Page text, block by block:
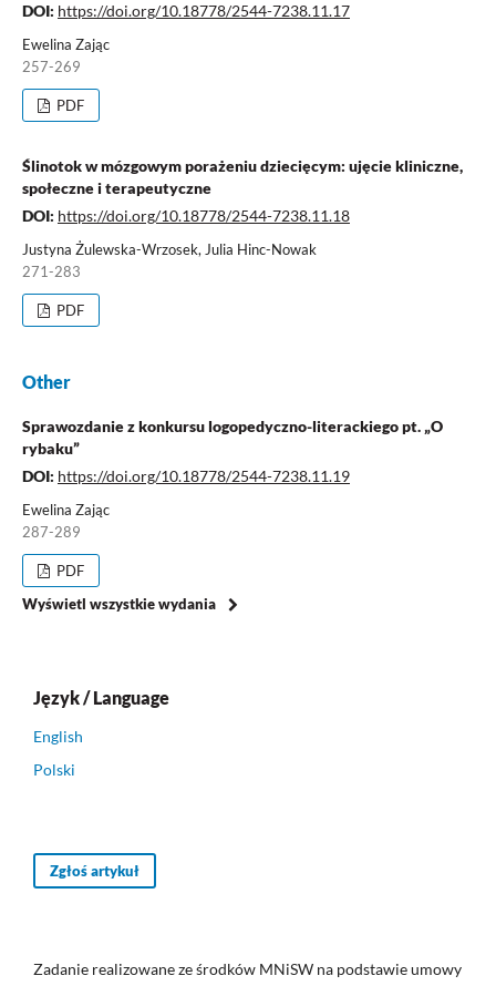
DOI: https://doi.org/10.18778/2544-7238.11.17
Ewelina Zając
257-269
PDF
Ślinotok w mózgowym porażeniu dziecięcym: ujęcie kliniczne,
społeczne i terapeutyczne
DOI: https://doi.org/10.18778/2544-7238.11.18
Justyna Żulewska-Wrzosek, Julia Hinc-Nowak
271-283
PDF
Other
Sprawozdanie z konkursu logopedyczno-literackiego pt. „O
rybaku”
DOI: https://doi.org/10.18778/2544-7238.11.19
Ewelina Zając
287-289
PDF
Wyświetl wszystkie wydania
Język / Language
English
Polski
Zgłoś artykuł
Zadanie realizowane ze środków MNiSW na podstawie umowy